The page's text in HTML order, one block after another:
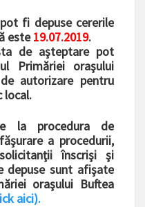
fi depuse cererile
este19.07.2019.
de aşteptare pot
Primăriei oraşului
autorizare pentru
local.
la procedura de
a procedurii,
înscrişi şi
depuse sunt afişate
oraşului Buftea
aici).